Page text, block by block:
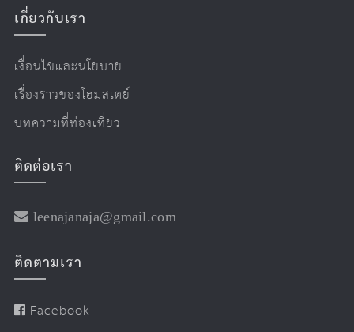
เกี่ยวกับเรา
เงื่อนไขและนโยบาย
เรื่องราวของโฮมสเตย์
บทความที่ท่องเที่ยว
ติดต่อเรา
leenajanaja@gmail.com
ติดตามเรา
Facebook